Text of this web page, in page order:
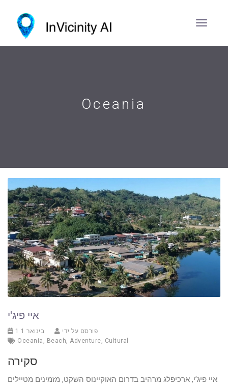
Oceania
איי פיג'י
1 בינואר 1
פורסם על ידי
Oceania
Beach Adventure Cultural
סקירה
איי פיג’י, ארכיפלג מרהיב בדרום האוקיינוס השקט, מזמינים מטיילים